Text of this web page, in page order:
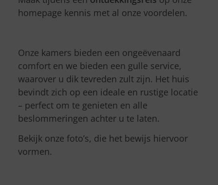
homepage kennis met al onze voordelen.
Onze kamers bieden een ongeëvenaard
comfort en we bieden een gulle service,
waarover u dik tevreden zult zijn. Het huis
bevindt zich op een ideale en rustige locatie
– perfect om te genieten en alle
beslommeringen achter u te laten.
Bekijk onze foto’s, die het bewijs hiervoor
vormen.